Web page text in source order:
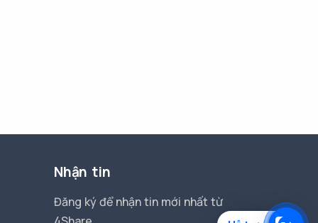
Nhận tin
Đăng ký để nhận tin mới nhất từ